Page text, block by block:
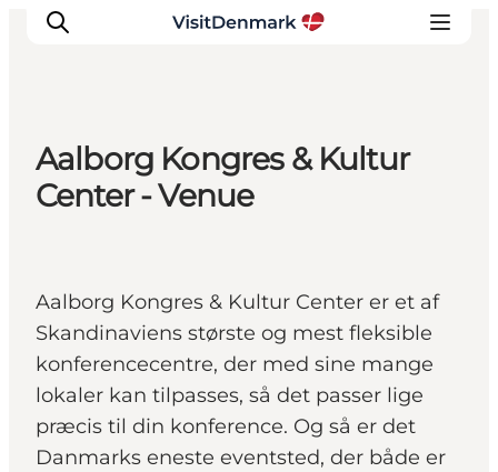
Inspiration
Reiseplanung
Aalborg Kongres & Kultur
Center - Venue
Aalborg Kongres & Kultur Center er et af
Skandinaviens største og mest fleksible
konferencecentre, der med sine mange
lokaler kan tilpasses, så det passer lige
præcis til din konference. Og så er det
Danmarks eneste eventsted, der både er